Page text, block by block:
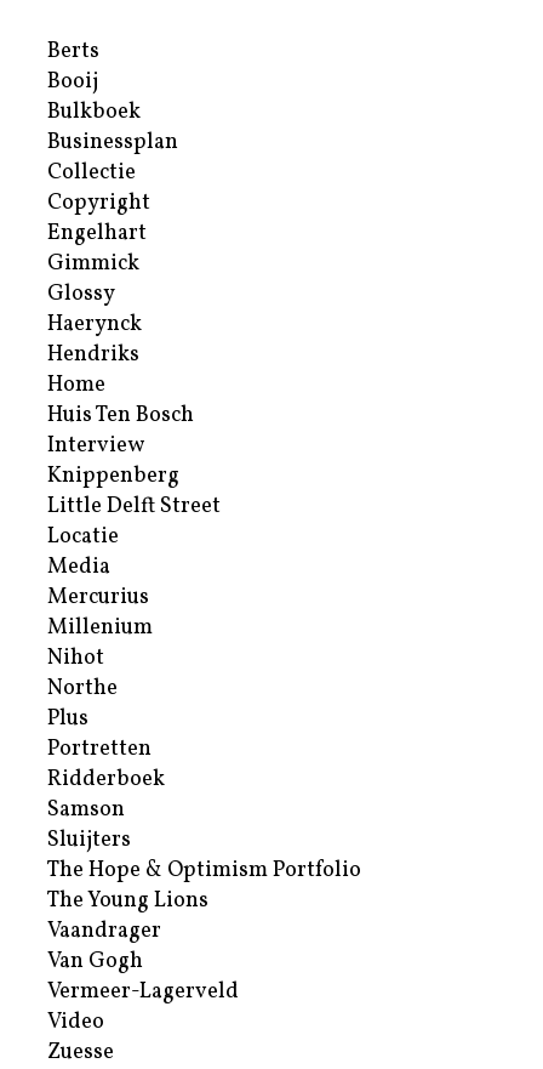
Berts
Booij
Bulkboek
Businessplan
Collectie
Copyright
Engelhart
Gimmick
Glossy
Haerynck
Hendriks
Home
Huis Ten Bosch
Interview
Knippenberg
Little Delft Street
Locatie
Media
Mercurius
Millenium
Nihot
Northe
Plus
Portretten
Ridderboek
Samson
Sluijters
The Hope & Optimism Portfolio
The Young Lions
Vaandrager
Van Gogh
Vermeer-Lagerveld
Video
Zuesse